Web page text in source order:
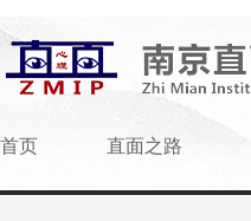
首页 直面之路